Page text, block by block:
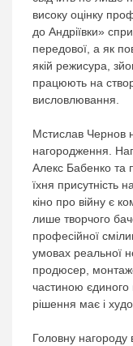
високу оцінку
до Андріївки»
передової, а як
якій режисура,
працюють на
висловлювання.
Мстислав Чернов
нагородження.
Алекс Бабенко та
їхня присутність
кіно про війну є
лише творчого
професійної
умовах реальної
продюсер,
частиною єдиного
рішення має і
Головну нагороду